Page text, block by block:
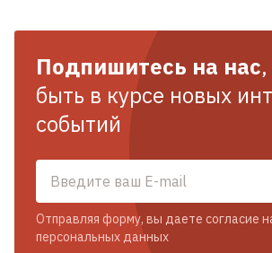
Подпишитесь на нас
быть в курсе новых
событий
Отправляя форму, вы даете согласие
персональных данных